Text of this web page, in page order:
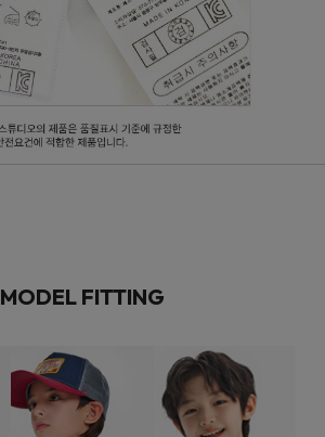
MODEL FITTING